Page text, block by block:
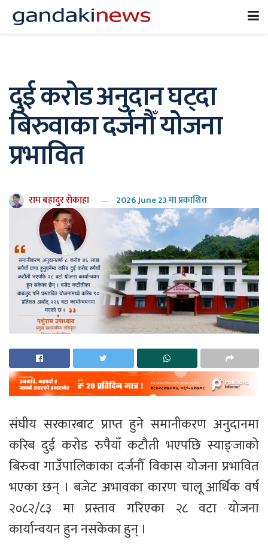
दुई करोड अनुदान घट्दा
बिरुवाका दर्जनौँ योजना
प्रभावित
राम बहादुर रोकाहा 2026 June 23 मा प्रकाशित
संघीय सरकारबाट प्राप्त हुने समानीकरण अनुदानमा
करिब दुई करोड रुपैयाँ कटौती भएपछि स्याङ्जाको
बिरुवा गाउँपालिकाका दर्जनौँ विकास योजना प्रभावित
भएका छन् । बजेट अभावका कारण चालू आर्थिक वर्ष
२०८२/८३ मा प्रस्ताव गरिएका २८ वटा योजना
कार्यान्वयन हुन नसकेका हुन् ।